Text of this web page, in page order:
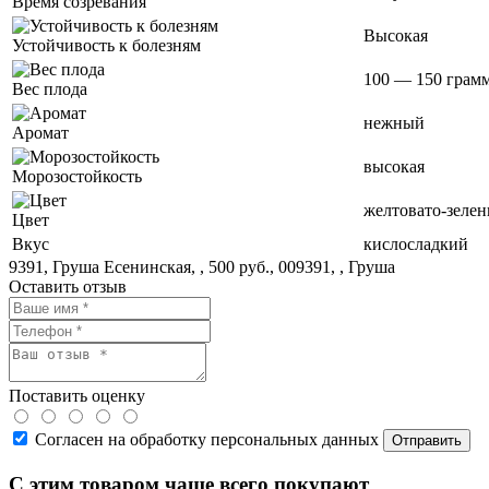
Устойчивость к болезням
Высокая
Вес плода
100 — 150
Аромат
нежный
Морозостойкость
высокая
Цвет
желтовато-
Вкус
кислосладкий
9391, Груша Есенинская, , 500 руб., 009391, , Груша
Оставить отзыв
Поставить оценку
Согласен на обработку персональных данных
С этим товаром чаще всего покупают